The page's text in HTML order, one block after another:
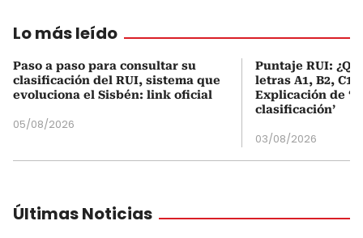
Lo más leído
Paso a paso para consultar su
clasificación del RUI, sistema que
evoluciona el Sisbén: link oficial
05/08/2026
Puntaje RUI:
letras A1, B2, C1
Explicación de
clasificación’
03/08/2026
Últimas Noticias